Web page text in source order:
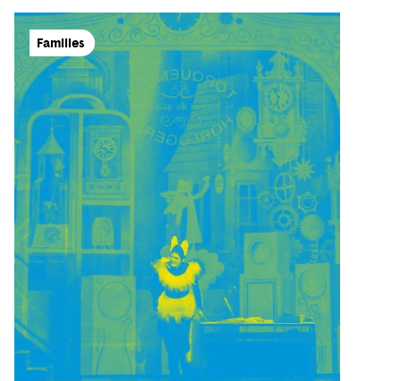
Families